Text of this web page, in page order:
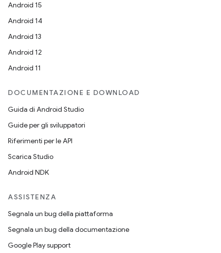
Android 15
Android 14
Android 13
Android 12
Android 11
DOCUMENTAZIONE E DOWNLOAD
Guida di Android Studio
Guide per gli sviluppatori
Riferimenti per le API
Scarica Studio
Android NDK
ASSISTENZA
Segnala un bug della piattaforma
Segnala un bug della documentazione
Google Play support